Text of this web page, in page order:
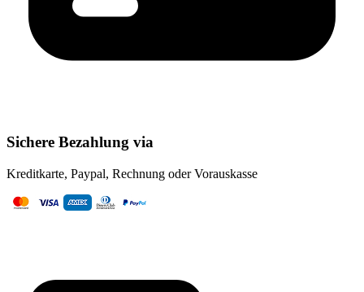
Sichere Bezahlung via
Kreditkarte, Paypal, Rechnung oder Vorauskasse